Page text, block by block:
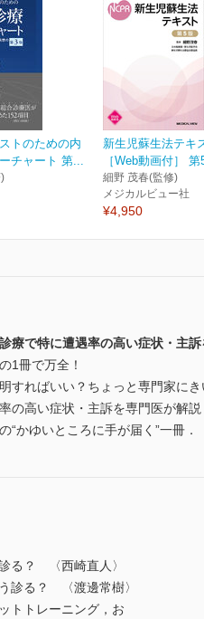
トのための内
チャート 第...
新生児蘇生法テキ
［Web動画付］ 第
細野 茂春(監修)
メジカルビュー社
¥4,950
療で特に遭遇率の高い症状・主
1冊で万全！
すればいい？ちょっと専門家に
の高い症状・主訴を専門医が解
かゆいところに手が届く”一冊．
る？ 〈西崎直人〉
診る？ 〈渡邊常樹〉
トトレーニング，お